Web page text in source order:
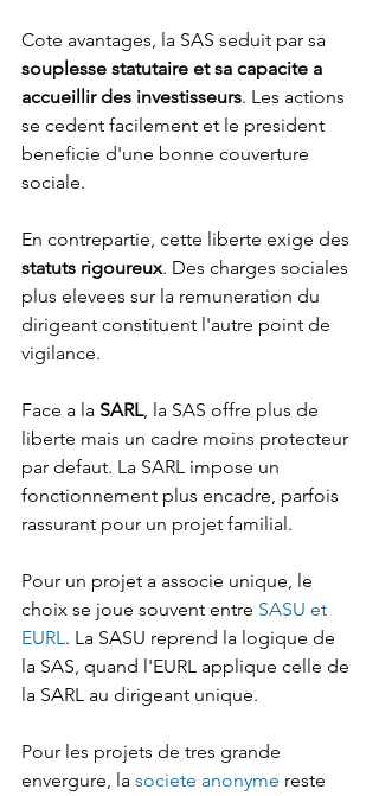
Cote avantages, la SAS seduit par sa
souplesse statutaire et sa capacite a
accueillir des investisseurs. Les actions
se cedent facilement et le president
beneficie d'une bonne couverture
sociale.
En contrepartie, cette liberte exige des
statuts rigoureux. Des charges sociales
plus elevees sur la remuneration du
dirigeant constituent l'autre point de
vigilance.
Face a la SARL, la SAS offre plus de
liberte mais un cadre moins protecteur
par defaut. La SARL impose un
fonctionnement plus encadre, parfois
rassurant pour un projet familial.
Pour un projet a associe unique, le
choix se joue souvent entre SASU et
EURL. La SASU reprend la logique de
la SAS, quand l'EURL applique celle de
la SARL au dirigeant unique.
Pour les projets de tres grande
envergure, la societe anonyme reste